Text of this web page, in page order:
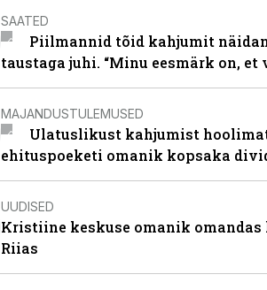
SAATED
Piilmannid tõid kahjumit
taustaga juhi. “Minu eesmärk on, et
MAJANDUSTULEMUSED
Ulatuslikust kahjumist
ehituspoeketi omanik kopsaka
UUDISED
Kristiine keskuse omanik omandas
Riias